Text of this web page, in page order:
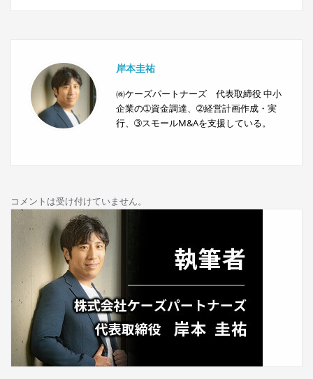
シ
ョ
岸本圭祐
㈱ケーズパートナーズ 代表取締役 中小
企業の➀資金調達、➁経営計画作成・実
行、➂スモールM&Aを支援している。
コメントは受け付けていません。